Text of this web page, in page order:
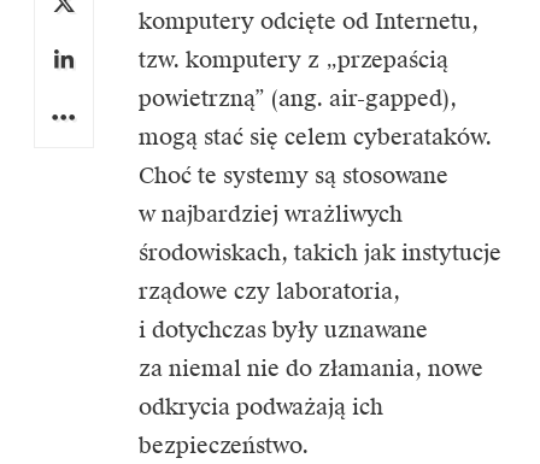
komputery odcięte od Internetu,
tzw. komputery z „przepaścią
powietrzną” (ang. air-gapped),
mogą stać się celem cyberataków.
Choć te systemy są stosowane
w najbardziej wrażliwych
środowiskach, takich jak instytucje
rządowe czy laboratoria,
i dotychczas były uznawane
za niemal nie do złamania, nowe
odkrycia podważają ich
bezpieczeństwo.